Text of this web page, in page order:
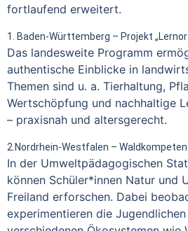
fortlaufend erweitert.
1. Baden-Württemberg – Projekt
Das landesweite Programm
authentische Einblicke in
Themen sind u. a. Tierhaltung,
Wertschöpfung und nachhaltige
– praxisnah und altersgerecht.
2.Nordrhein-Westfalen –
In der Umweltpädagogischen
können Schüler*innen Natur und
Freiland erforschen. Dabei
experimentieren die